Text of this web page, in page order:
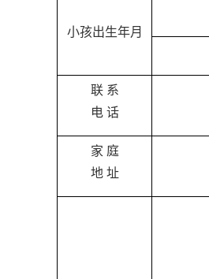
小孩出生年月
联 系
电 话
家 庭
地 址